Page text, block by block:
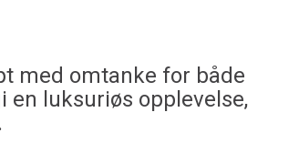
med omtanke for både
en luksuriøs opplevelse,